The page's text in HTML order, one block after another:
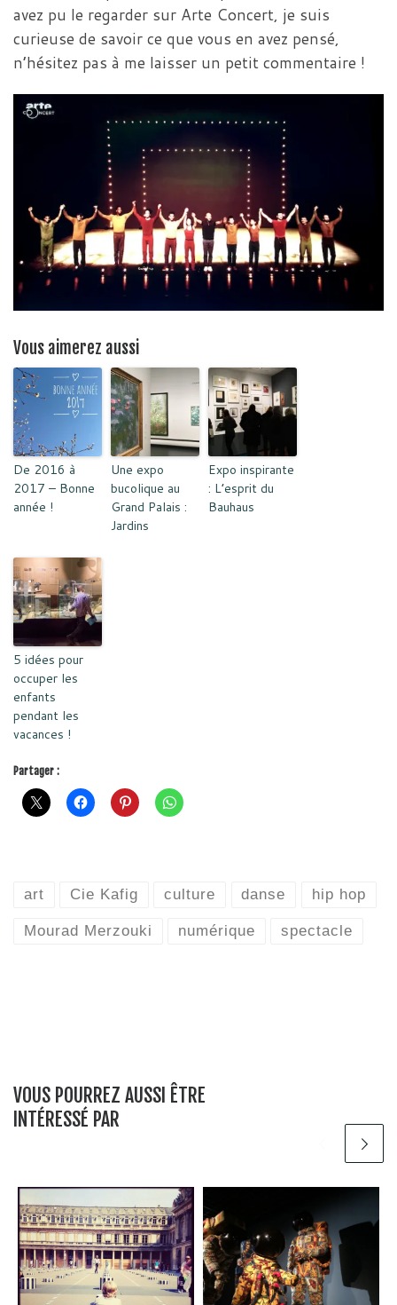
avez pu le regarder sur Arte Concert, je suis
curieuse de savoir ce que vous en avez pensé,
n’hésitez pas à me laisser un petit commentaire !
Vous aimerez aussi
De 2016 à
2017 – Bonne
année !
Une expo
bucolique au
Grand Palais :
Jardins
Expo inspirante
: L’esprit du
Bauhaus
5 idées pour
occuper les
enfants
pendant les
vacances !
Partager :
art Cie Kafig culture danse hip hop
Mourad Merzouki numérique spectacle
VOUS POURREZ AUSSI ÊTRE
INTÉRESSÉ PAR